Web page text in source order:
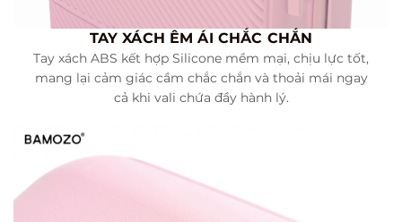
TAY XÁCH ÊM ÁI CHẮC CHẮN
Tay xách ABS kết hợp Silicone mềm mại, chịu lực tốt,
mang lại cảm giác cầm chắc chắn và thoải mái ngay
cả khi vali chứa đầy hành lý.